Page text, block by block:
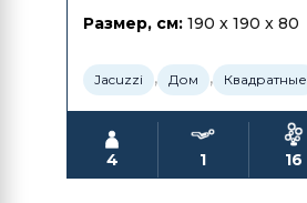
Размер, см: 190 x 190 x 80
Jacuzzi , Дом , Квадратные
4 1 16